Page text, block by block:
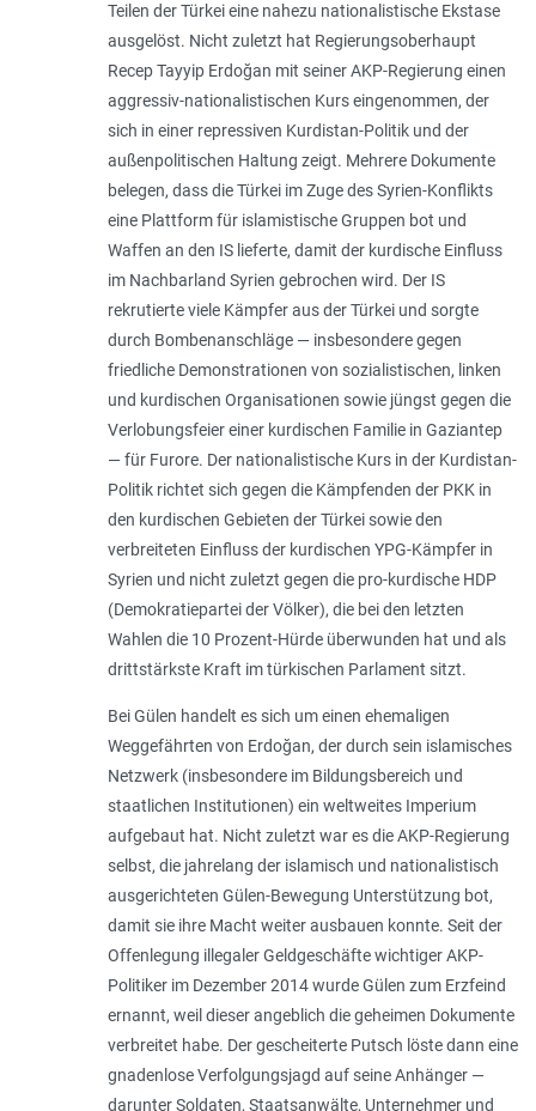
Teilen der Türkei eine nahezu nationalistische Ekstase
ausgelöst. Nicht zuletzt hat Regierungsoberhaupt
Recep Tayyip Erdoğan mit seiner AKP-Regierung einen
aggressiv-nationalistischen Kurs eingenommen, der
sich in einer repressiven Kurdistan-Politik und der
außenpolitischen Haltung zeigt. Mehrere Dokumente
belegen, dass die Türkei im Zuge des Syrien-Konflikts
eine Plattform für islamistische Gruppen bot und
Waffen an den IS lieferte, damit der kurdische Einfluss
im Nachbarland Syrien gebrochen wird. Der IS
rekrutierte viele Kämpfer aus der Türkei und sorgte
durch Bombenanschläge — insbesondere gegen
friedliche Demonstrationen von sozialistischen, linken
und kurdischen Organisationen sowie jüngst gegen die
Verlobungsfeier einer kurdischen Familie in Gaziantep
— für Furore. Der nationalistische Kurs in der Kurdistan-
Politik richtet sich gegen die Kämpfenden der PKK in
den kurdischen Gebieten der Türkei sowie den
verbreiteten Einfluss der kurdischen YPG-Kämpfer in
Syrien und nicht zuletzt gegen die pro-kurdische HDP
(Demokratiepartei der Völker), die bei den letzten
Wahlen die 10 Prozent-Hürde überwunden hat und als
drittstärkste Kraft im türkischen Parlament sitzt.
Bei Gülen handelt es sich um einen ehemaligen
Weggefährten von Erdoğan, der durch sein islamisches
Netzwerk (insbesondere im Bildungsbereich und
staatlichen Institutionen) ein weltweites Imperium
aufgebaut hat. Nicht zuletzt war es die AKP-Regierung
selbst, die jahrelang der islamisch und nationalistisch
ausgerichteten Gülen-Bewegung Unterstützung bot,
damit sie ihre Macht weiter ausbauen konnte. Seit der
Offenlegung illegaler Geldgeschäfte wichtiger AKP-
Politiker im Dezember 2014 wurde Gülen zum Erzfeind
ernannt, weil dieser angeblich die geheimen Dokumente
verbreitet habe. Der gescheiterte Putsch löste dann eine
gnadenlose Verfolgungsjagd auf seine Anhänger —
darunter Soldaten, Staatsanwälte, Unternehmer und